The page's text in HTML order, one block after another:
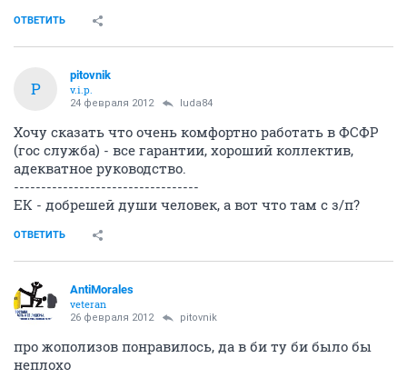
ОТВЕТИТЬ
P
pitovnik
v.i.p.
24 февраля 2012 luda84
Хочу сказать что очень комфортно работать в ФСФР
(гос служба) - все гарантии, хороший коллектив,
адекватное руководство.
----------------------------------
ЕК - добрешей души человек, а вот что там с з/п?
ОТВЕТИТЬ
AntiMorales
veteran
26 февраля 2012 pitovnik
про жополизов понравилось, да в би ту би было бы
неплохо